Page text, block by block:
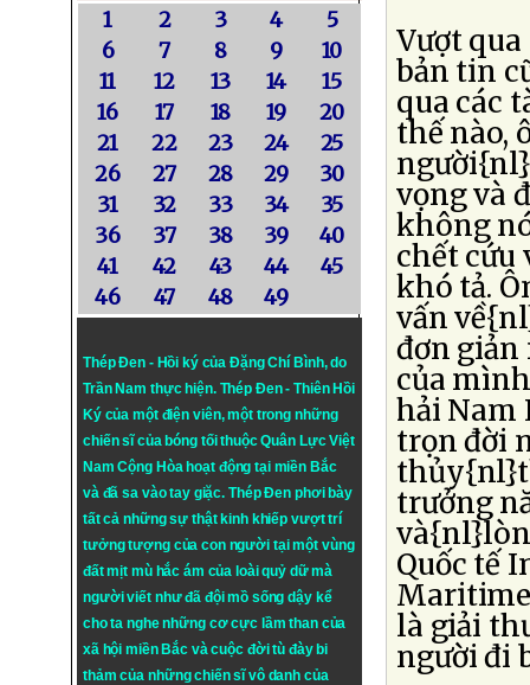
1 2 3 4
5
6
7 8 9
10
11
12 13 14
15
16
17 18 19
20
21
22 23 24
25
26
27 28 29
30
31
32 33 34
35
36
37 38 39
40
41
42 43 44
45
46
47 48 49
Thép Đen - Hồi ký của Đặng Chí Bình, do
Trần Nam thực hiện. Thép Đen- Thiên Hồi
Ký của một điện viên, một trong những
chiến sĩ của bóng tối thuộc Quân Lực Việt
Nam Cộng Hòa hoạt động tại miền Bắc
và đã sa vào tay giặc. Thép Đen phơi bày
tất cả những sự thật kinh khiếp vượt trí
tưởng tượng của con người tại một vùng
đất mịt mù hắc ám của loài quỷ dữ mà
người viết như đã đội mồ sống dậy kể
cho ta nghe những cơ cực lầm than của
xã hội miền Bắc và cuộc đời tù đày bi
thảm của những chiến sĩ vô danh của
Vượt
bản tin
qua các
thế nào,
vọng và
không
chết cứu
khó tả.
vấn
đơn
của
hải Nam
trọn đời
trưởng
Quốc tế
là giải
người đi